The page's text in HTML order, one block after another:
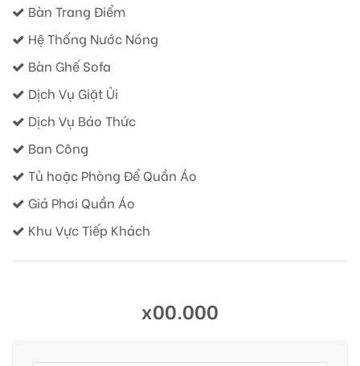
Bàn Trang Điểm
Hệ Thống Nước Nóng
Bàn Ghế Sofa
Dịch Vụ Giặt Ủi
Dịch Vụ Báo Thức
Ban Công
Tủ hoặc Phòng Để Quần Áo
Giá Phơi Quần Áo
Khu Vực Tiếp Khách
x00.000